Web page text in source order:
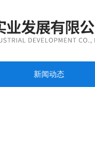
新闻动态